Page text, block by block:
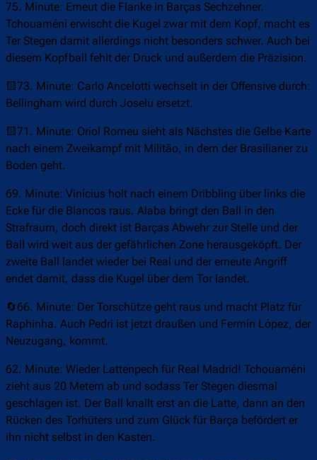
75. Minute: Erneut die Flanke in Barças Sechzehner.
Tchouaméni erwischt die Kugel zwar mit dem Kopf, macht es
Ter Stegen damit allerdings nicht besonders schwer. Auch bei
diesem Kopfball fehlt der Druck und außerdem die Präzision.
🟨73. Minute: Carlo Ancelotti wechselt in der Offensive durch:
Bellingham wird durch Joselu ersetzt.
🟨71. Minute: Oriol Romeu sieht als Nächstes die Gelbe Karte
nach einem Zweikampf mit Militão, in dem der Brasilianer zu
Boden geht.
69. Minute: Vinícius holt nach einem Dribbling über links die
Ecke für die Blancos raus. Alaba bringt den Ball in den
Strafraum, doch direkt ist Barças Abwehr zur Stelle und der
Ball wird weit aus der gefährlichen Zone herausgeköpft. Der
zweite Ball landet wieder bei Real und der erneute Angriff
endet damit, dass die Kugel über dem Tor landet.
🔄66. Minute: Der Torschütze geht raus und macht Platz für
Raphinha. Auch Pedri ist jetzt draußen und Fermín López, der
Neuzugang, kommt.
62. Minute: Wieder Lattenpech für Real Madrid! Tchouaméni
zieht aus 20 Metern ab und sodass Ter Stegen diesmal
geschlagen ist. Der Ball knallt erst an die Latte, dann an den
Rücken des Torhüters und zum Glück für Barça befördert er
ihn nicht selbst in den Kasten.